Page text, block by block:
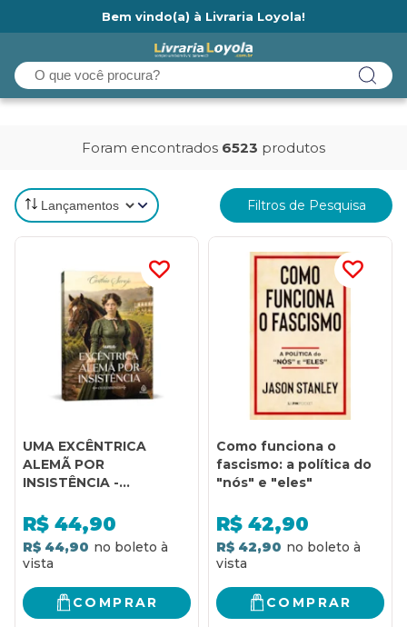
Bem vindo(a) à Livraria Loyola!
Foram encontrados 6523 produtos
Filtros de Pesquisa
UMA EXCÊNTRICA
ALEMÃ POR
INSISTÊNCIA -
FLEMMINGS - LIVRO 3
R$ 44,90
R$ 44,90
COMPRAR
Como funciona o
fascismo: a política do
"nós" e "eles"
R$ 42,90
R$ 42,90
COMPRAR